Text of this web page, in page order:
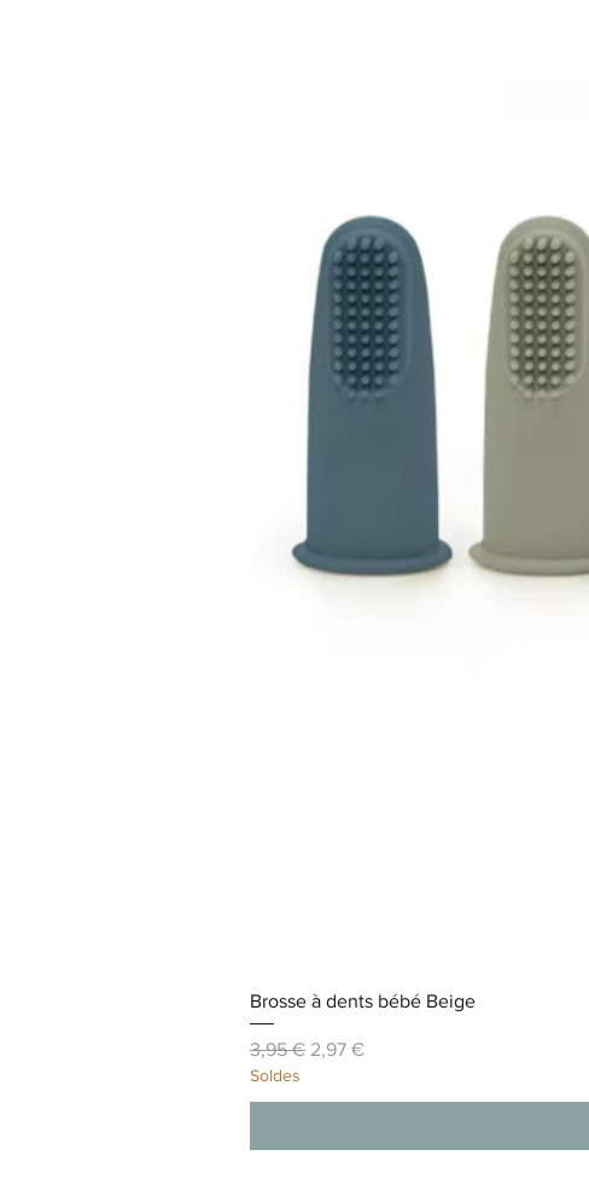
Brosse à dents bébé Beige
Prix original
3,95 € Prix promotionnel
2,97 €
Soldes